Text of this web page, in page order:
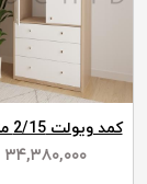
کمد ویولت 2/15 متر عرض 90
۳۴,۳۸۰,۰۰۰